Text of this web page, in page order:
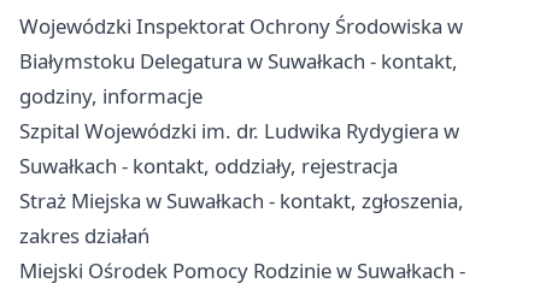
Wojewódzki Inspektorat Ochrony Środowiska w
Białymstoku Delegatura w Suwałkach - kontakt,
godziny, informacje
Szpital Wojewódzki im. dr. Ludwika Rydygiera w
Suwałkach - kontakt, oddziały, rejestracja
Straż Miejska w Suwałkach - kontakt, zgłoszenia,
zakres działań
Miejski Ośrodek Pomocy Rodzinie w Suwałkach -